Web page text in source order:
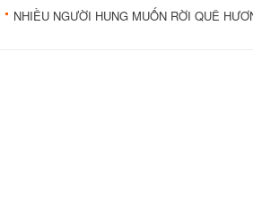
NHIỀU NGƯỜI HUNG MUỐN RỜI QUÊ